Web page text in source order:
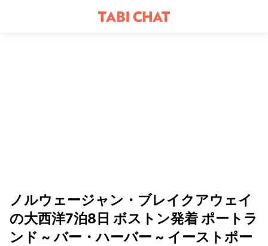
ノルウェージャン・ブレイクアウェイ
の大西洋7泊8日 ボストン発着 ポートラ
ンド ~ バー・ハーバー ~ イーストポー